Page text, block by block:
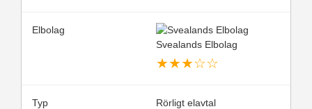
Svealands Elbolag
★★★☆☆
Rörligt elavtal